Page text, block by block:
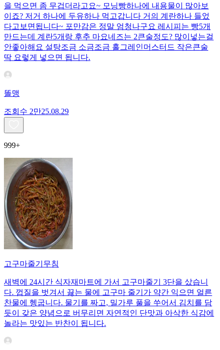
을 먹으면 좀 무겁더라고요~ 모닝빵하나에 내용물이 많아보
이죠? 저거 하나에 두유하나 먹고갑니다 거의 계란하나 들었
다고보면됩니다~ 포만감은 정말 엄청나구요 레시피는 빵5개
만드는데 계란5개랑 후추 마요네즈는 2큰술정도? 많이넣는걸
안좋아해요 설탕조금 소금조금 홀그레인머스터드 작은큰술
딱 요렇게 넣으면 됩니다.
똘맹
조회수 2만25.08.29
999+
고구마줄기무침
새벽에 24시간 식자재마트에 가서 고구마줄기 3단을 샀습니
다. 껍질을 벗겨서 끓는 물에 고구마 줄기가 약간 익으면 얼른
찬물에 헹굽니다. 물기를 짜고, 밀가루 풀을 쑤어서 김치를 담
듯이 갖은 양념으로 버무리면 자연적인 단맛과 아삭한 식감에
놀라는 맛있는 반찬이 됩니다.